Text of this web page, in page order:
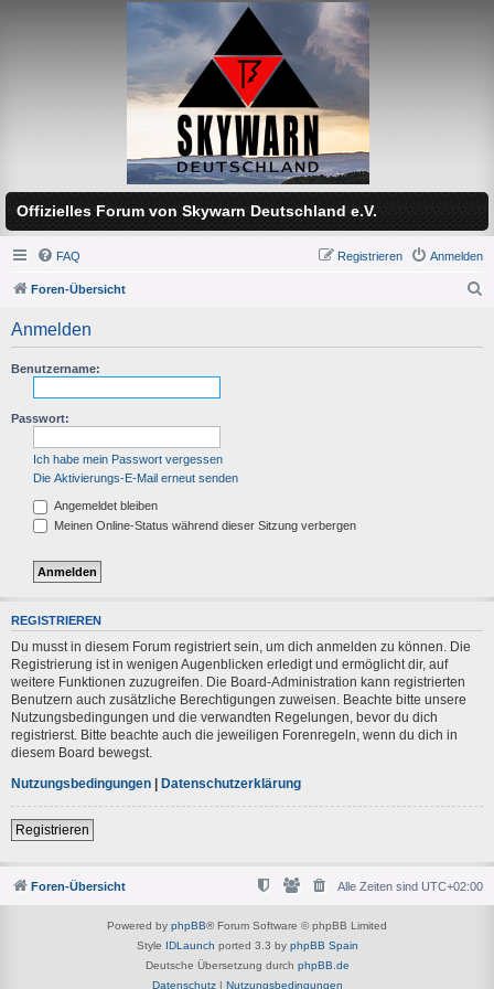
Offizielles Forum von Skywarn Deutschland e.V.
FAQ Anmelden
Registrieren
Foren-Übersicht
Anmelden
Benutzername:
Passwort:
Ich habe mein Passwort vergessen
Die Aktivierungs-E-Mail erneut senden
Angemeldet bleiben
Meinen Online-Status während dieser Sitzung verbergen
REGISTRIEREN
Du musst in diesem Forum registriert sein, um dich anmelden zu können. Die
Registrierung ist in wenigen Augenblicken erledigt und ermöglicht dir, auf
weitere Funktionen zuzugreifen. Die Board-Administration kann registrierten
Benutzern auch zusätzliche Berechtigungen zuweisen. Beachte bitte unsere
Nutzungsbedingungen und die verwandten Regelungen, bevor du dich
registrierst. Bitte beachte auch die jeweiligen Forenregeln, wenn du dich in
diesem Board bewegst.
Nutzungsbedingungen | Datenschutzerklärung
Registrieren
Foren-Übersicht Alle Zeiten sind UTC+02:00
Powered by phpBB® Forum Software © phpBB Limited
Style IDLaunch ported 3.3 by phpBB Spain
Deutsche Übersetzung durch phpBB.de
Datenschutz| Nutzungsbedingungen